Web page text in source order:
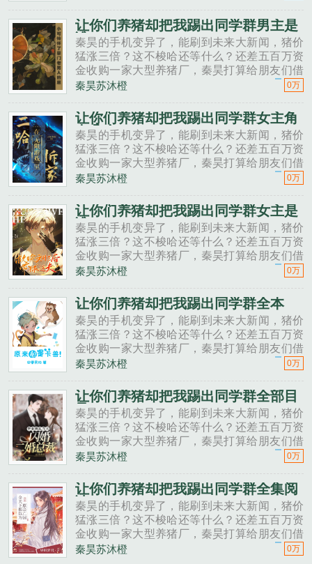
秦昊二狗子，借500万买点......
让你们养猪却把我踢出同学群男主是
谁
秦昊的手机变异了，能刷到未来大新闻，猪价
猛涨三倍？这不梭哈还等什么？还差五百万资
金收购一家大型养猪厂，秦昊打算给朋友们借
一点。秦昊老班长啊，我想回家养猪，要不要
秦昊二狗子，借500万买点......
秦昊苏沐橙 0万
让你们养猪却把我踢出同学群女主角
有几个
秦昊的手机变异了，能刷到未来大新闻，猪价
猛涨三倍？这不梭哈还等什么？还差五百万资
金收购一家大型养猪厂，秦昊打算给朋友们借
一点。秦昊老班长啊，我想回家养猪，要不要
秦昊二狗子，借500万买点......
秦昊苏沐橙 0万
让你们养猪却把我踢出同学群女主是
谁
秦昊的手机变异了，能刷到未来大新闻，猪价
猛涨三倍？这不梭哈还等什么？还差五百万资
金收购一家大型养猪厂，秦昊打算给朋友们借
一点。秦昊老班长啊，我想回家养猪，要不要
秦昊二狗子，借500万买点......
秦昊苏沐橙 0万
让你们养猪却把我踢出同学群全本
秦昊的手机变异了，能刷到未来大新闻，猪价
猛涨三倍？这不梭哈还等什么？还差五百万资
金收购一家大型养猪厂，秦昊打算给朋友们借
一点。秦昊老班长啊，我想回家养猪，要不要
秦昊二狗子，借500万买点......
秦昊苏沐橙 0万
让你们养猪却把我踢出同学群全部目
录
秦昊的手机变异了，能刷到未来大新闻，猪价
猛涨三倍？这不梭哈还等什么？还差五百万资
金收购一家大型养猪厂，秦昊打算给朋友们借
一点。秦昊老班长啊，我想回家养猪，要不要
秦昊二狗子，借500万买点......
秦昊苏沐橙 0万
让你们养猪却把我踢出同学群全集阅
读
秦昊的手机变异了，能刷到未来大新闻，猪价
猛涨三倍？这不梭哈还等什么？还差五百万资
金收购一家大型养猪厂，秦昊打算给朋友们借
一点。秦昊老班长啊，我想回家养猪，要不要
秦昊苏沐橙 0万